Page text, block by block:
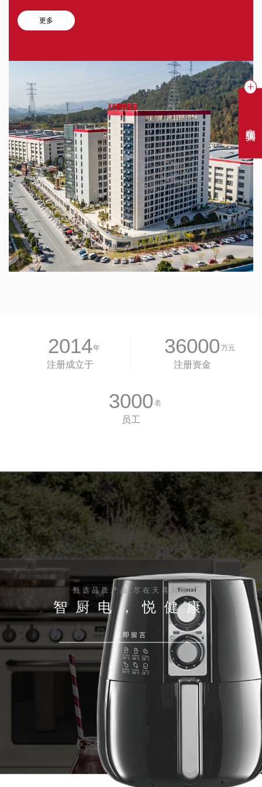
更多
2014年
注册成立于
36000 万元
注册资金
3000 名
员工
甄选品质产品,尽在天喜厨电
智厨电，悦健康
立即留言